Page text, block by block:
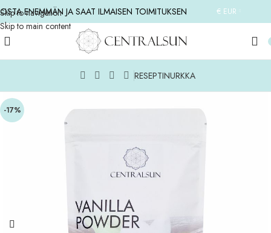
Skip to navigation
Skip to main content
OSTA ENEMMÄN JA SAAT ILMAISEN TOIMITUKSEN € EUR
RESEPTINURKKA
-17%